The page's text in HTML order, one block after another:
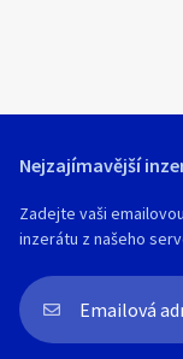
Nejzajímavější
Zadejte vaši
inzerátu z našeho